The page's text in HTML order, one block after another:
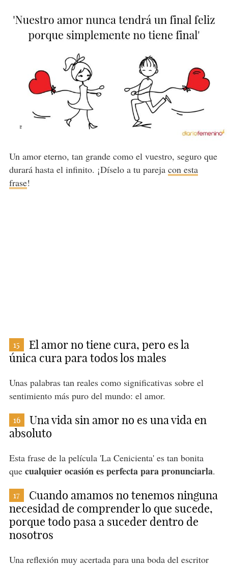
Un amor eterno, tan grande como el vuestro, seguro que
durará hasta el infinito. ¡Díselo a tu pareja con esta
frase!
15
El amor no tiene cura, pero es la
única cura para todos los males
Unas palabras tan reales como significativas sobre el
sentimiento más puro del mundo: el amor.
16
Una vida sin amor no es una vida en
absoluto
Esta frase de la película 'La Cenicienta' es tan bonita
que cualquier ocasión es perfecta para pronunciarla.
17
Cuando amamos no tenemos ninguna
necesidad de comprender lo que sucede,
porque todo pasa a suceder dentro de
nosotros
Una reflexión muy acertada para una boda del escritor